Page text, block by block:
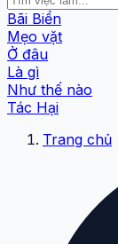
Bãi Biển
Mẹo vặt
Ở đâu
Là gì
Như thế nào
Tác Hại
Trang chủ